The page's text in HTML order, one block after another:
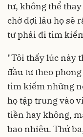
tư, không thể
chờ đợi lâu họ sẽ
tư phải đi tìm
"Tôi thấy lúc này
đầu tư theo
tìm kiếm những
họ tập trung vào
tiền hay không,
bao nhiêu. Thứ